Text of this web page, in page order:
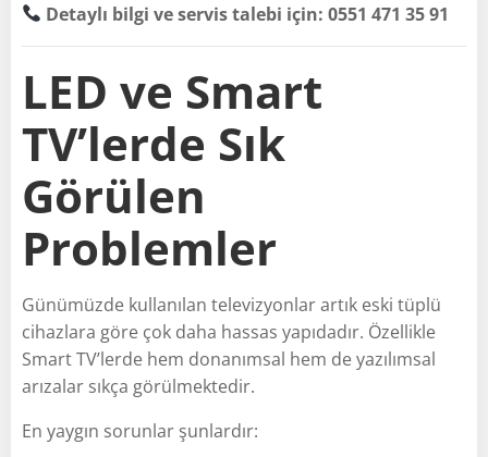
Detaylı bilgi ve servis talebi için: 0551 471 35 91
LED ve Smart
TV’lerde Sık
Görülen
Problemler
Günümüzde kullanılan televizyonlar artık eski tüplü
cihazlara göre çok daha hassas yapıdadır. Özellikle
Smart TV’lerde hem donanımsal hem de yazılımsal
arızalar sıkça görülmektedir.
En yaygın sorunlar şunlardır: